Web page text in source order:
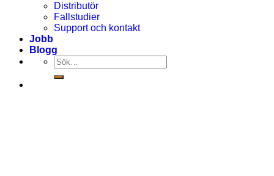
Distributör
Fallstudier
Support och kontakt
Jobb
Blogg